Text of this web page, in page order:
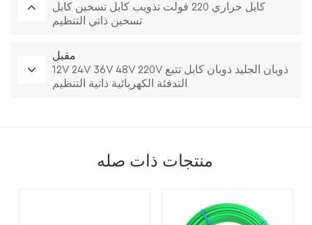
كابل حراري 220 فولت تذويب كابل تسخين كابل
تسخين ذاتي التنظيم
مقبل
12V 24V 36V 48V 220V ذوبان الجليد ذوبان كابل تتبع
التدفئة الكهربائية ذاتية التنظيم
منتجات ذات صله